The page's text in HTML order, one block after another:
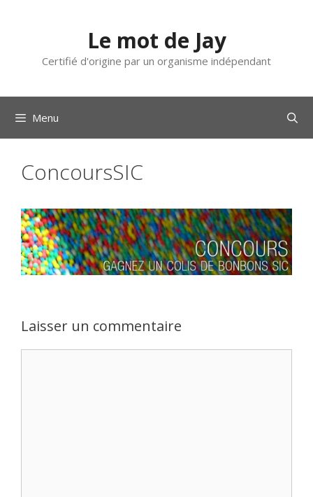
Le mot de Jay
Certifié d'origine par un organisme indépendant
Menu
ConcoursSIC
Laisser un commentaire